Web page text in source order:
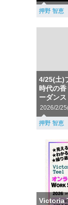
押野 智恵
4/25(土)
時代の
ーダンス
2026/2/
押野 智恵
Victoria